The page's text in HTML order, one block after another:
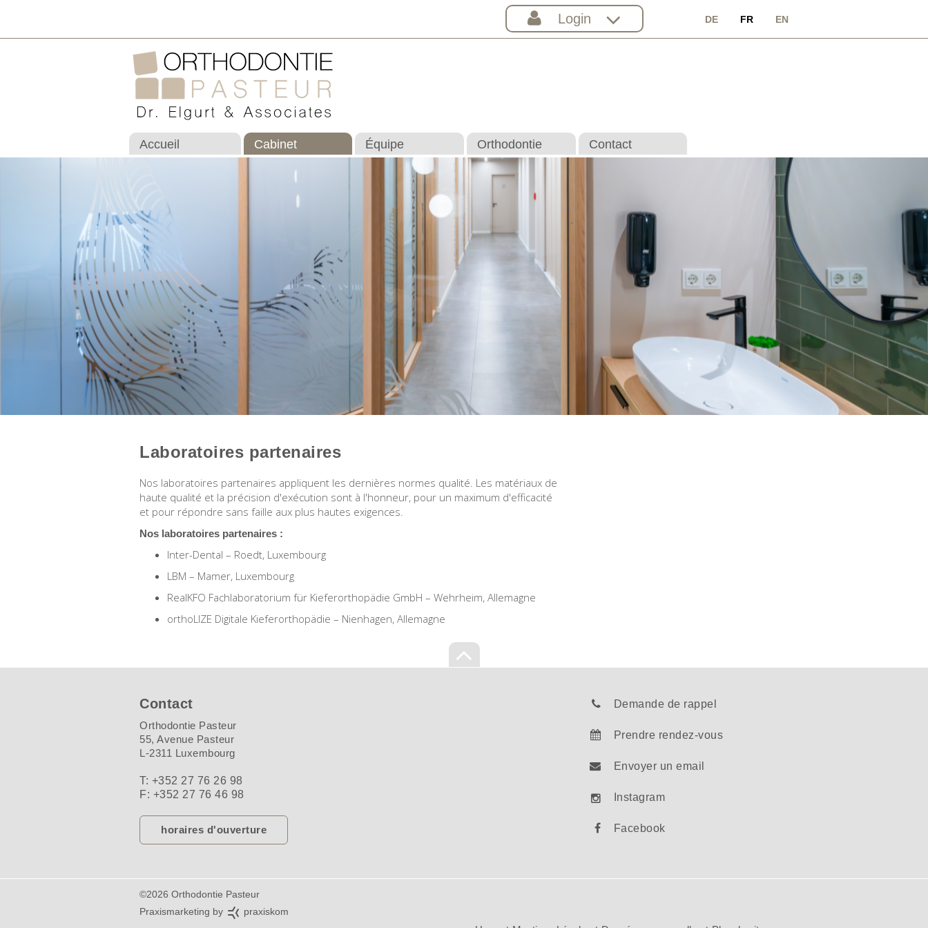
DE FR EN
Accueil Cabinet Équipe Orthodontie Contact
Laboratoires partenaires
Nos laboratoires partenaires appliquent les dernières normes qualité. Les matériaux de
haute qualité et la précision d'exécution sont à l'honneur, pour un maximum d'efficacité
et pour répondre sans faille aux plus hautes exigences.
Nos laboratoires partenaires :
Inter-Dental – Roedt, Luxembourg
LBM – Mamer, Luxembourg
RealKFO Fachlaboratorium für Kieferorthopädie GmbH – Wehrheim, Allemagne
orthoLIZE Digitale Kieferorthopädie – Nienhagen, Allemagne
Nach
oben
Contact
Orthodontie Pasteur
55, Avenue Pasteur
L-2311 Luxembourg
T: +352 27 76 26 98
F: +352 27 76 46 98
horaires d'ouverture
Demande de rappel
Prendre rendez-vous
Envoyer un email
Instagram
Facebook
©2026 Orthodontie Pasteur
Praxismarketing by
praxiskom
Login